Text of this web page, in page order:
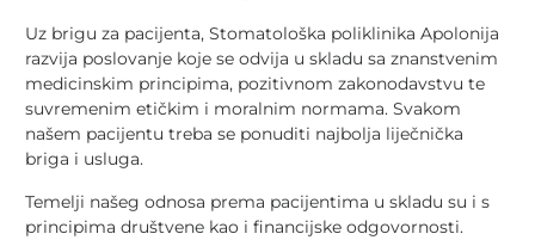
Uz brigu za pacijenta, Stomatološka poliklinika Apolonija
razvija poslovanje koje se odvija u skladu sa znanstvenim
medicinskim principima, pozitivnom zakonodavstvu te
suvremenim etičkim i moralnim normama. Svakom
našem pacijentu treba se ponuditi najbolja liječnička
briga i usluga.
Temelji našeg odnosa prema pacijentima u skladu su i s
principima društvene kao i financijske odgovornosti.